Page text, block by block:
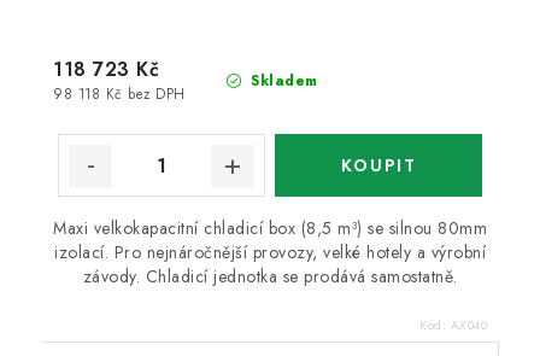
Skladem
98 118 Kč bez DPH
118 723 Kč
Maxi velkokapacitní chladicí box (8,5 m³) se silnou 80mm
izolací. Pro nejnáročnější provozy, velké hotely a výrobní
závody. Chladicí jednotka se prodává samostatně.
Kód: AX040